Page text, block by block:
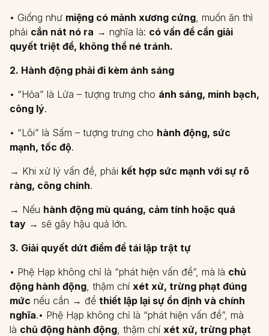
• Giống như miệng có mảnh xương cứng, muốn ăn thì
phải cắn nát nó ra → nghĩa là: có vấn đề cần giải
quyết triệt để, không thể né tránh.
2. Hành động phải đi kèm ánh sáng
• “Hỏa” là Lửa – tượng trưng cho ánh sáng, minh bạch,
công lý.
• “Lôi” là Sấm – tượng trưng cho hành động, sức
mạnh, tốc độ.
→ Khi xử lý vấn đề, phải kết hợp sức mạnh với sự rõ
ràng, công chính.
→ Nếu hành động mù quáng, cảm tính hoặc quá
tay → sẽ gây hậu quả lớn.
3. Giải quyết dứt điểm để tái lập trật tự
• Phệ Hạp không chỉ là “phát hiện vấn đề”, mà là chủ
động hành động, thậm chí xét xử, trừng phạt đúng
mức nếu cần → để thiết lập lại sự ổn định và chính
nghĩa.• Phệ Hạp không chỉ là “phát hiện vấn đề”, mà
là chủ động hành động, thậm chí xét xử, trừng phạt